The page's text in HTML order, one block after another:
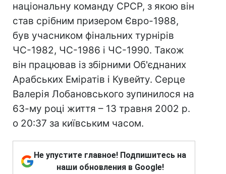
національну команду СРСР, з якою він
став срібним призером Євро-1988,
був учасником фінальних турнірів
ЧС-1982, ЧС-1986 і ЧС-1990. Також
він працював із збірними Об'єднаних
Арабських Еміратів і Кувейту. Серце
Валерія Лобановського зупинилося на
63-му році життя – 13 травня 2002 р.
о 20:37 за київським часом.
Не упустите главное! Подпишитесь на
наши обновления в Google!